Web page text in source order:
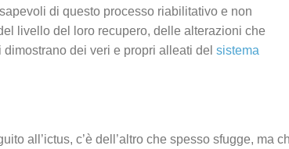
di questo processo riabilitativo e non
livello del loro recupero, delle alterazioni che
dei veri e propri alleati del sistema
all’ictus, c’è dell’altro che spesso sfugge, ma